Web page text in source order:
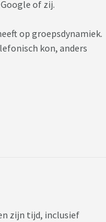
of zij.
op groepsdynamiek.
kon, anders
zijn tijd, inclusief